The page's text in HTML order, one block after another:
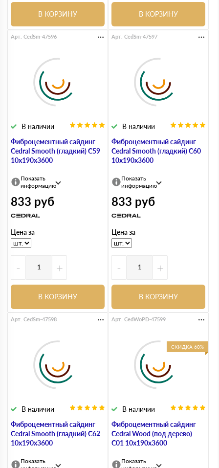
В КОРЗИНУ В КОРЗИНУ
Фиброцементный сайдинг
Cedral Smooth (гладкий) С59
10х190х3600
В наличии
Арт. CedSm-47596
Показать
информацию
833 руб
Цена за
- +
В КОРЗИНУ
Фиброцементный сайдинг
Cedral Smooth (гладкий) С60
10х190х3600
В наличии
Арт. CedSm-47597
Показать
информацию
833 руб
Цена за
- +
В КОРЗИНУ
Фиброцементный сайдинг
Cedral Smooth (гладкий) С62
10х190х3600
В наличии
Арт. CedSm-47598
Показать
Фиброцементный сайдинг
Cedral Wood (под дерево)
С01 10х190х3600
СКИДКА 60%
В наличии
Арт. CedWoPD-47599
Показать